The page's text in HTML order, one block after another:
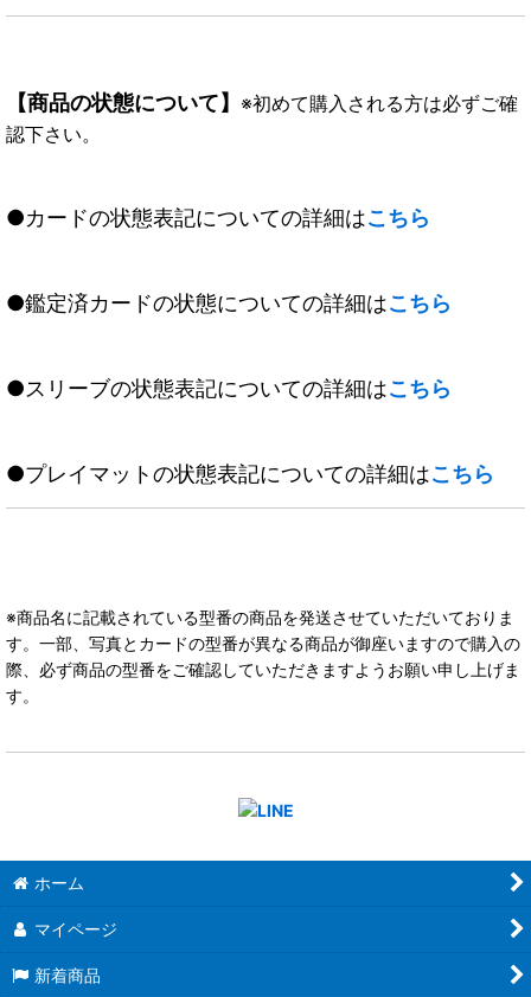
【商品の状態について】 ※初めて購入される方は必ずご確
認下さい。
●カードの状態表記についての詳細はこちら
●鑑定済カードの状態についての詳細はこちら
●スリーブの状態表記についての詳細はこちら
●プレイマットの状態表記についての詳細はこちら
※商品名に記載されている型番の商品を発送させていただいておりま
す。一部、写真とカードの型番が異なる商品が御座いますので購入の
際、必ず商品の型番をご確認していただきますようお願い申し上げま
す。
ホーム
マイページ
新着商品